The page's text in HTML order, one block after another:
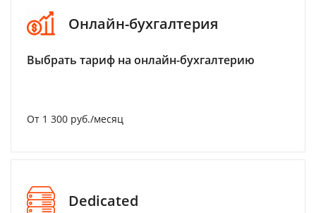
Онлайн-бухгалтерия
Выбрать тариф на онлайн-бухгалтерию
От 1 300 руб./месяц
Dedicated